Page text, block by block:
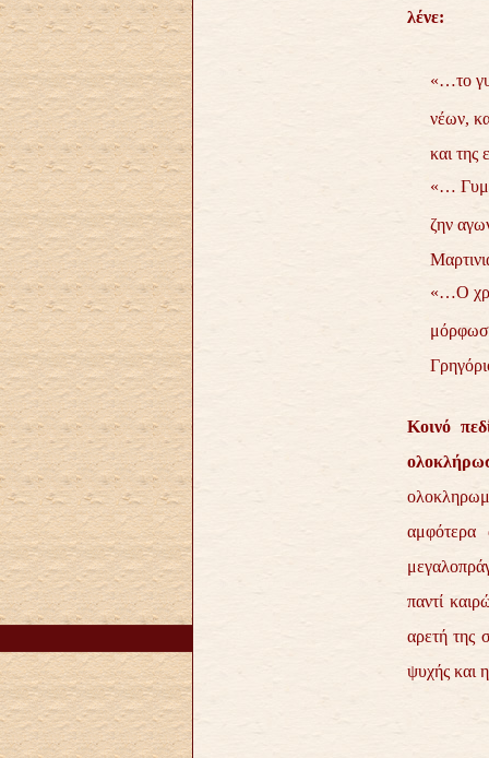
λένε:
«…το
νέων,
και
«…
ζην
«…Ο
Κοινό
αμφότερα
παντί
αρετή της
ψυχής και